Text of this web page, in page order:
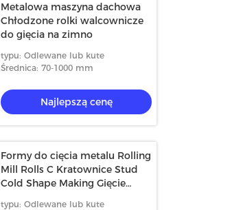
Metalowa maszyna dachowa
Chłodzone rolki walcownicze
do gięcia na zimno
typu: Odlewane lub kute
Średnica: 70-1000 mm
Najlepszą cenę
Formy do cięcia metalu Rolling
Mill Rolls C Kratownice Stud
Cold Shape Making Gięcie
typu: Odlewane lub kute